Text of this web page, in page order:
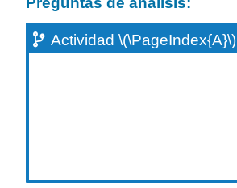
Actividad \(\PageIndex{A}\)